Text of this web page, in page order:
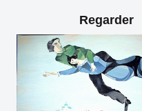
Regarder